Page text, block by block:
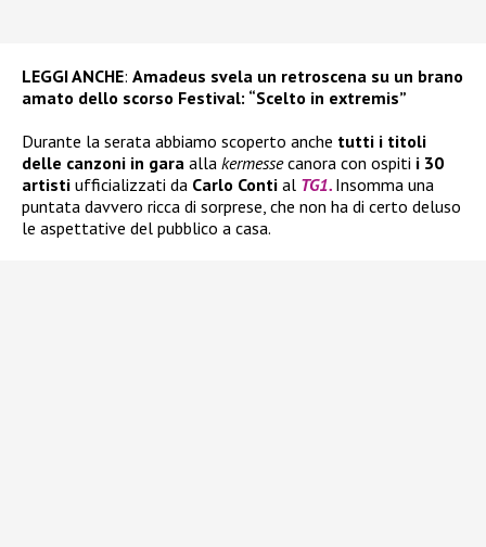
LEGGI ANCHE: Amadeus svela un retroscena su un brano
amato dello scorso Festival: “Scelto in extremis”
Durante la serata abbiamo scoperto anche tutti i titoli
delle canzoni in gara alla kermessecanora con ospiti i 30
artisti ufficializzati da Carlo Conti al TG1. Insomma una
puntata davvero ricca di sorprese, che non ha di certo deluso
le aspettative del pubblico a casa.